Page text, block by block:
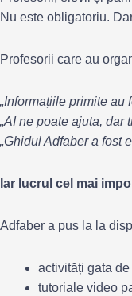
Nu este obligatoriu.
Profesorii care au
„Informațiile primite au
„AI ne poate ajuta, dar
„Ghidul Adfaber a fost
Iar lucrul cel mai
Adfaber a pus la la
activități gata
tutoriale video